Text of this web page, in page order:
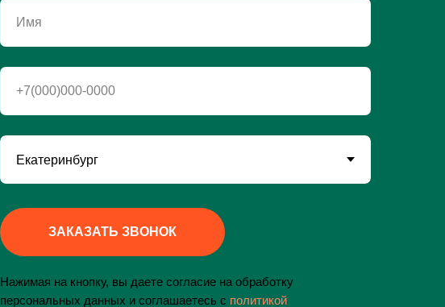
Имя
+7(000)000-0000
ЗАКАЗАТЬ ЗВОНОК
Нажимая на кнопку, вы даете согласие на обработку
персональных данных и соглашаетесь c политикой